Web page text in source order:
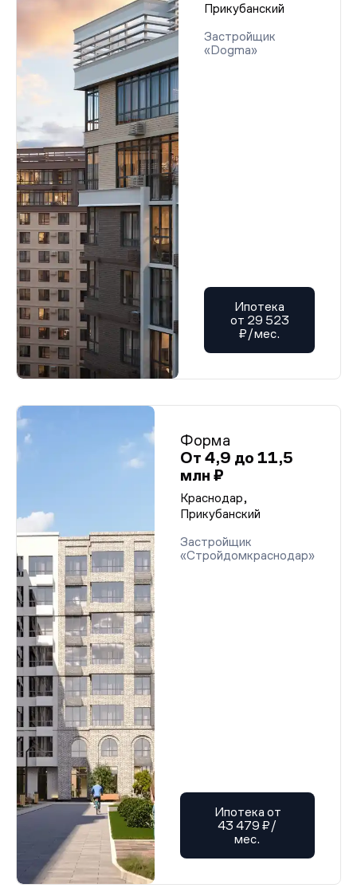
Прикубанский
Застройщик
«Dogma»
Ипотека
от 29 523
₽/мес.
Форма
От 4,9 до 11,5
млн ₽
Краснодар,
Прикубанский
Застройщик
«Стройдомкраснодар»
Ипотека от
43 479 ₽/
мес.